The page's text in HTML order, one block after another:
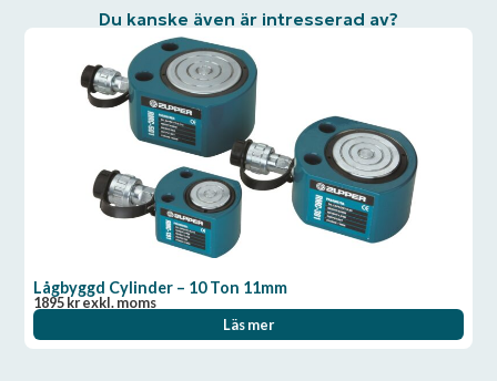
Du kanske även är intresserad av?
Lågbyggd Cylinder – 10 Ton 11mm
1895krexkl. moms
Läs mer